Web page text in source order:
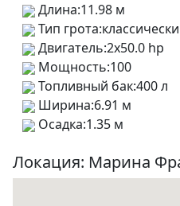
Длина:11.98 м
Тип грота:
Двигатель:2x50.0 hp
Мощность:100
Топливный бак:400 л
Ширина:6.91 м
Осадка:1.35 м
Локация: Марина